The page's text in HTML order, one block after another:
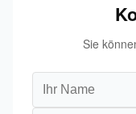
Sie